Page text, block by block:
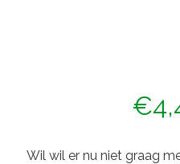
€
Wil wil er nu niet graag